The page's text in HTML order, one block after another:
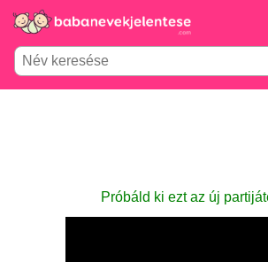
Próbáld ki ezt az új